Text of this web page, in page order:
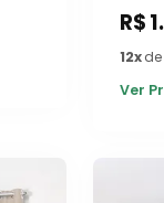
R$
12xde
Ver